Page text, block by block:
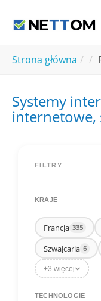
Strona główna
Systemy
FILTRY
KRAJE
Francja 335
Szwajcaria 6
+3 więcej
TECHNOLOGIE